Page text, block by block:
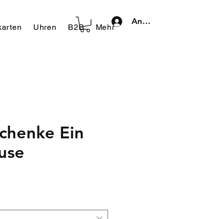
Uhren B2B Mehr
Anmelden
Ein